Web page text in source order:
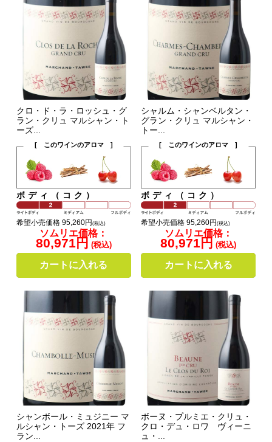
クロ・ド・ラ・ロッシュ・グ
ラン・クリュ マルシャン・ト
ーズ...
[ このワインのアロマ ]
ボディ（コク）
希望小売価格 95,260円(税込)
ソムリエ価格：
80,971円 (税込)
カートに入れる
シャルム・シャンベルタン・
グラン・クリュ マルシャン・
トー...
[ このワインのアロマ ]
ボディ（コク）
希望小売価格 95,260円(税込)
ソムリエ価格：
80,971円 (税込)
カートに入れる
シャンボール・ミュジニー マ
ルシャン・トーズ 2021年 フ
ラン...
ボーヌ・プルミエ・クリュ・
クロ・デュ・ロワ ヴィーニ
ュ・...